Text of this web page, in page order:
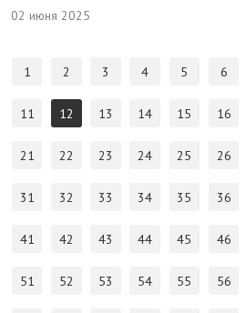
02 июня 2025
1 2 3 4 5 6
11 12 13 14 15 16
21 22 23 24 25 26
31 32 33 34 35 36
41 42 43 44 45 46
51 52 53 54 55 56